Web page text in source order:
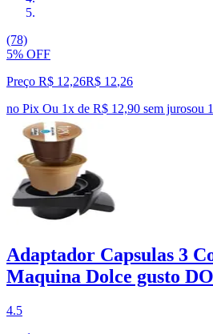
(78)
5% OFF
Preço R$ 12,26R$ 12,26
no Pix Ou 1x de R$ 12,90 sem jurosou 1
Adaptador Capsulas 3
Maquina Dolce gusto
4.5